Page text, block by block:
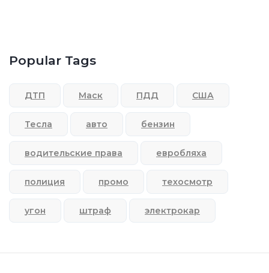
Popular Tags
ДТП Маск ПДД США
Тесла авто бензин
водительские права евробляха
полиция промо техосмотр
угон штраф электрокар